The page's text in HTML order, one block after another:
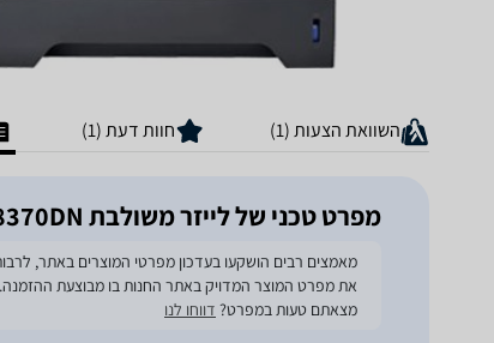
השוואת הצעות (1) חוות דעת (1)
מפרט טכני של ‏לייזר ‏משולבת Brother MFC8370DN
את מפרט המוצר המדויק באתר החנות בו מבוצעת ההזמנה.
מצאתם טעות במפרט? דווחו לנו